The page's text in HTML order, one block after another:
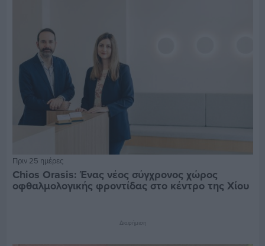
Πριν 25 ημέρες
Chios Orasis: Ένας νέος σύγχρονος χώρος
οφθαλμολογικής φροντίδας στο κέντρο της Χίου
Διαφήμιση